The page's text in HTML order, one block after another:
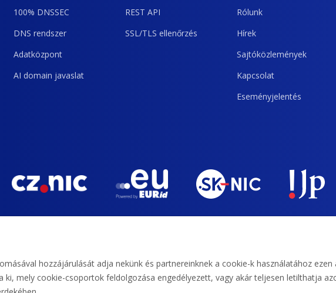
100% DNSSEC
DNS rendszer
Adatközpont
AI domain javaslat
REST API
SSL/TLS ellenőrzés
Rólunk
Hírek
Sajtóközlemények
Kapcsolat
Eseményjelentés
Google/Apple Pay-t, banki átutalást és kreditet.
hozzájárulását adja nekünk és partnereinknek a cookie-k használatához
mely cookie-csoportok feldolgozása engedélyezett, vagy akár teljesen letilthatja